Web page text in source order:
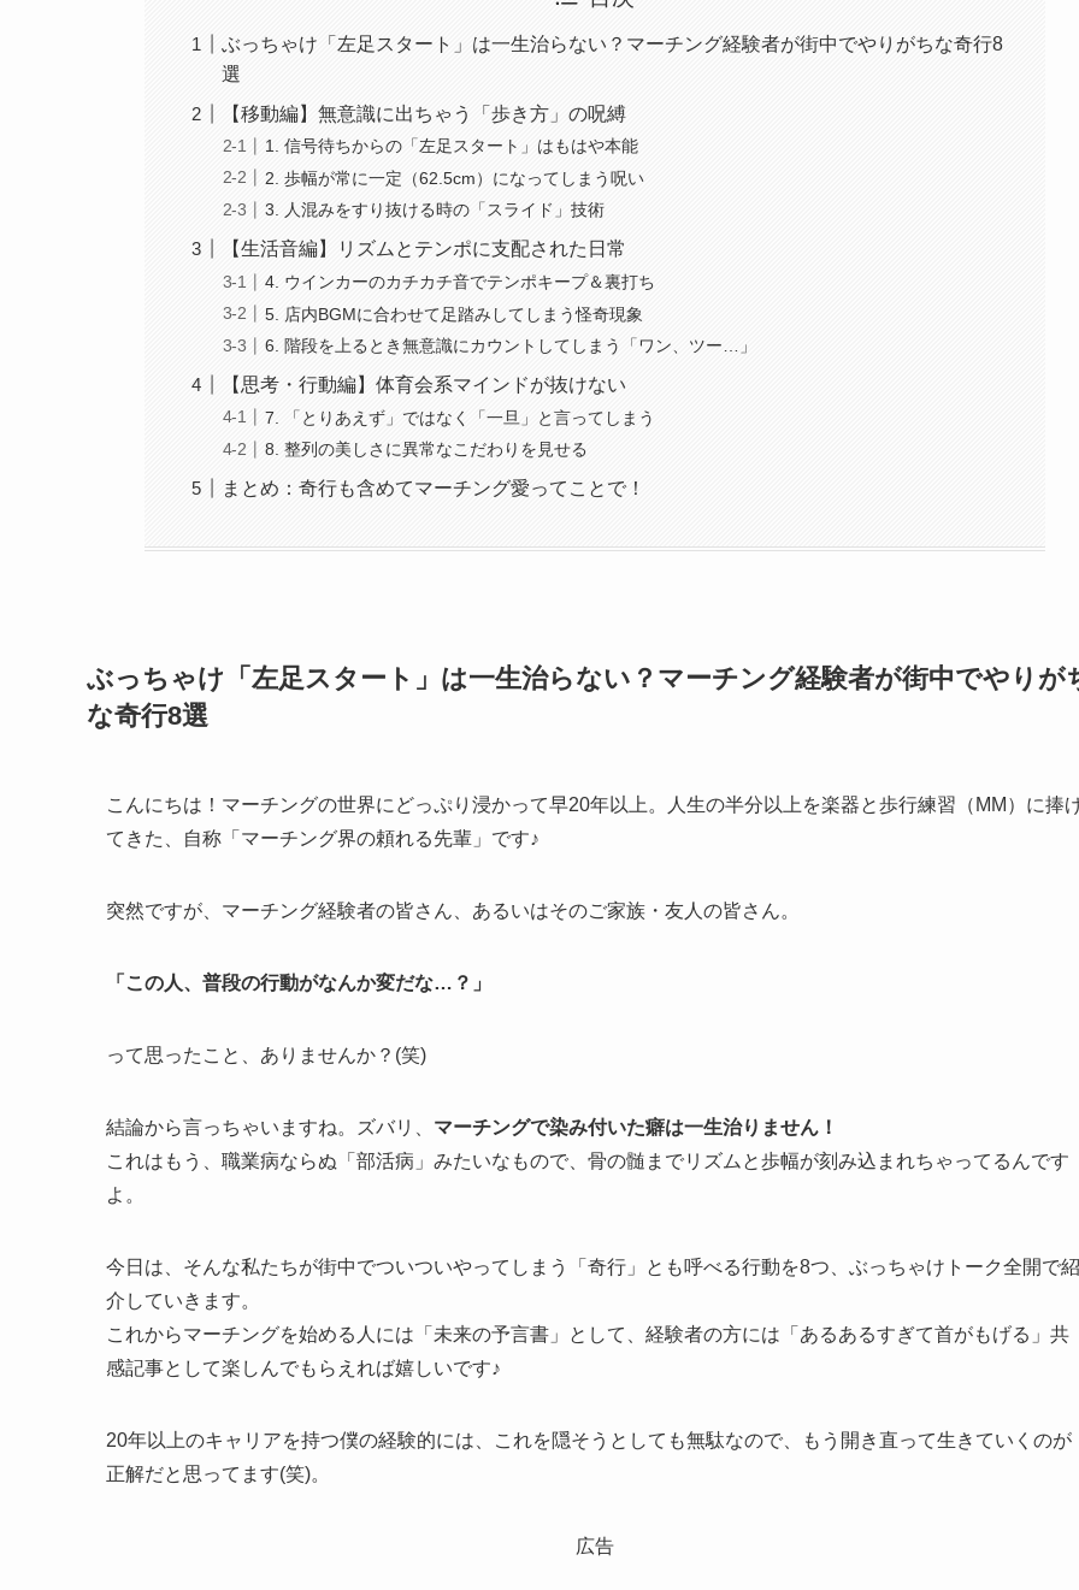
ぶっちゃけ「左足スタート」は一生治らない？マーチング経験者が街中でやりがちな奇行8
選
【移動編】無意識に出ちゃう「歩き方」の呪縛
1. 信号待ちからの「左足スタート」はもはや本能
2. 歩幅が常に一定（62.5cm）になってしまう呪い
3. 人混みをすり抜ける時の「スライド」技術
【生活音編】リズムとテンポに支配された日常
4. ウインカーのカチカチ音でテンポキープ＆裏打ち
5. 店内BGMに合わせて足踏みしてしまう怪奇現象
6. 階段を上るとき無意識にカウントしてしまう「ワン、ツー…」
【思考・行動編】体育会系マインドが抜けない
7. 「とりあえず」ではなく「一旦」と言ってしまう
8. 整列の美しさに異常なこだわりを見せる
まとめ：奇行も含めてマーチング愛ってことで！
ぶっちゃけ「左足スタート」は一生治らない？マーチング経験者が街中でやりが
な奇行8選
こんにちは！マーチングの世界にどっぷり浸かって早20年以上。人生の半分以上を楽器と歩行練習（MM）に捧
てきた、自称「マーチング界の頼れる先輩」です♪
突然ですが、マーチング経験者の皆さん、あるいはそのご家族・友人の皆さん。
「この人、普段の行動がなんか変だな…？」
って思ったこと、ありませんか？(笑)
結論から言っちゃいますね。ズバリ、 マーチングで染み付いた癖は一生治りません！
これはもう、職業病ならぬ「部活病」みたいなもので、骨の髄までリズムと歩幅が刻み込まれちゃってるんです
よ。
今日は、そんな私たちが街中でついついやってしまう「奇行」とも呼べる行動を8つ、ぶっちゃけトーク全開で紹
介していきます。
これからマーチングを始める人には「未来の予言書」として、経験者の方には「あるあるすぎて首がもげる」共
感記事として楽しんでもらえれば嬉しいです♪
20年以上のキャリアを持つ僕の経験的には、これを隠そうとしても無駄なので、もう開き直って生きていくのが
正解だと思ってます(笑)。
広告